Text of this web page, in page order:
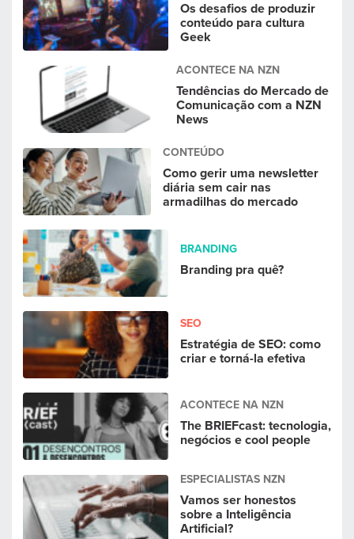
Os desafios de produzir
conteúdo para cultura
Geek
ACONTECE NA NZN
Tendências do Mercado de
Comunicação com a NZN
News
CONTEÚDO
Como gerir uma newsletter
diária sem cair nas
armadilhas do mercado
BRANDING
Branding pra quê?
SEO
Estratégia de SEO: como
criar e torná-la efetiva
ACONTECE NA NZN
The BRIEFcast: tecnologia,
negócios e cool people
ESPECIALISTAS NZN
Vamos ser honestos
sobre a Inteligência
Artificial?